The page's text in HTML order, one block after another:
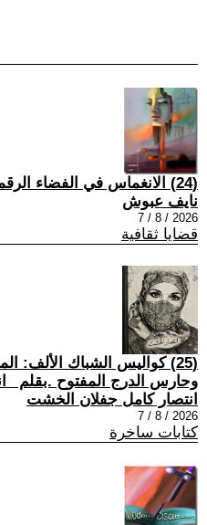
(24) الانغماس في الفضاء الرقمي.. ضياع واستلاب
نايف عبوش
2026 / 8 / 7
قضايا ثقافية
(25) كواليس الشباك الألف:
وحارس الدرج المفتوح .بقلم
انتصار كامل جفلان الخشت
2026 / 8 / 7
كتابات ساخرة